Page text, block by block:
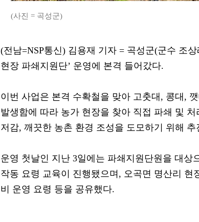
(사진 = 곡성군)
(전남=NSP통신) 김용재 기자 = 곡성군(군수 조
현장 파쇄지원단’ 운영에 본격 들어갔다.
이번 사업은 본격 수확철을 맞아 고춧대, 콩대,
발생함에 따라 농가 현장을 찾아 직접 파쇄 및
저감, 깨끗한 농촌 환경 조성을 도모하기 위해 추
운영 첫날인 지난 3일에는 파쇄지원단원을 대상
작동 요령 교육이 진행됐으며, 오곡면 명산리 현
비 운영 요령 등을 공유했다.